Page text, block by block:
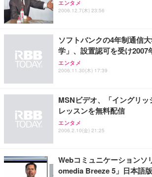
エンタメ
2006.12.7(木) 23:56
ソフトバンクの4年制通信
学」、設置認可を受け2007
エンタメ
2006.11.30(木) 17:39
MSNビデオ、「イングリ
レッスンを無料配信
エンタメ
2006.2.10(金) 21:25
Webコミュニケーションソ
omedia Breeze 5」日本語